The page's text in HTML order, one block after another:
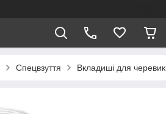
Спецвзуття Вкладиші для